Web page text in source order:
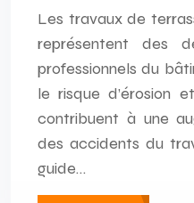
Les travaux de
représentent des
professionnels du
le risque d’érosion
contribuent à une
des accidents du
guide…